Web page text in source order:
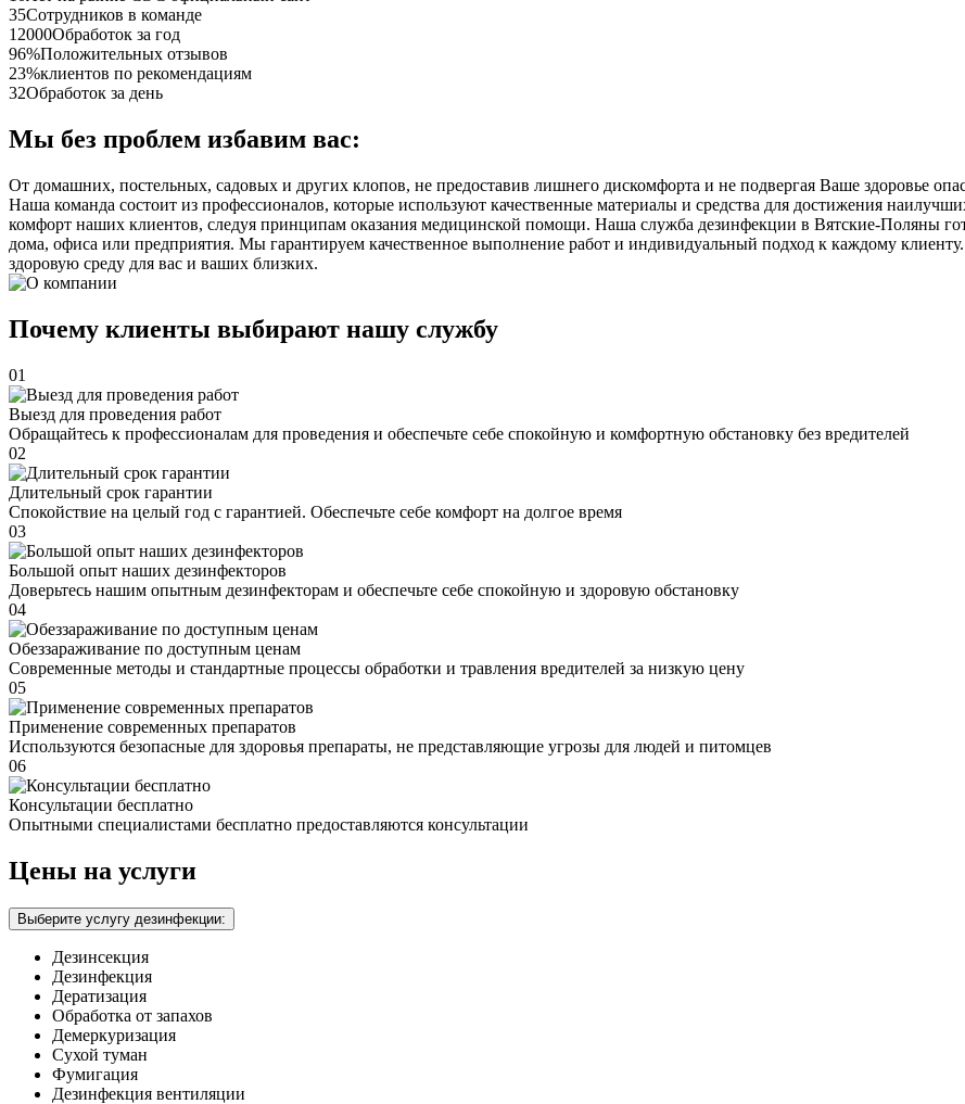
35Сотрудников в команде
12000Обработок за год
96%Положительных отзывов
23%клиентов по рекомендациям
32Обработок за день
Мы без проблем избавим вас:
От домашних, постельных, садовых и других клопов, не предоставив лишнего дискомфорта и не подвергая Ваше здоровье
Наша команда состоит из профессионалов, которые используют качественные материалы и средства для достижения
комфорт наших клиентов, следуя принципам оказания медицинской помощи. Наша служба дезинфекции в Вятские-Поляны
дома, офиса или предприятия. Мы гарантируем качественное выполнение работ и индивидуальный подход к каждому
здоровую среду для вас и ваших близких.
Почему клиенты выбирают нашу службу
01
Выезд для проведения работ
Обращайтесь к профессионалам для проведения и обеспечьте себе спокойную и комфортную обстановку без вредителей
02
Длительный срок гарантии
Спокойствие на целый год с гарантией. Обеспечьте себе комфорт на долгое время
03
Большой опыт наших дезинфекторов
Доверьтесь нашим опытным дезинфекторам и обеспечьте себе спокойную и здоровую обстановку
04
Обеззараживание по доступным ценам
Современные методы и стандартные процессы обработки и травления вредителей за низкую цену
05
Применение современных препаратов
Используются безопасные для здоровья препараты, не представляющие угрозы для людей и питомцев
06
Консультации бесплатно
Опытными специалистами бесплатно предоставляются консультации
Цены на услуги
Выберите услугу дезинфекции:
Дезинсекция
Дезинфекция
Дератизация
Обработка от запахов
Демеркуризация
Сухой туман
Фумигация
Дезинфекция вентиляции